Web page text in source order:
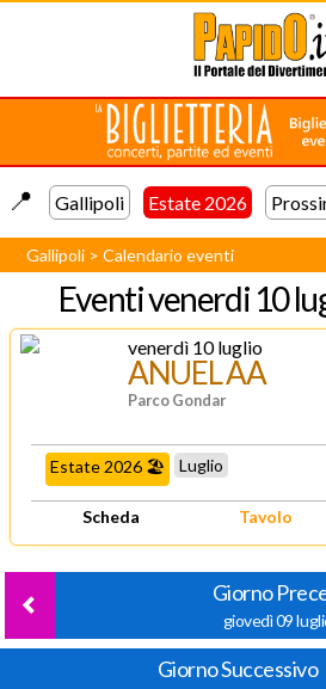
📍️ Gallipoli Estate 2026
Gallipoli >Calendario eventi
Eventivenerdi 10
venerdì 10 luglio
ANUEL AA
Parco Gondar
Estate 2026 🏖️ Luglio
Scheda Tavolo
Giorno
giovedì 09
Giorno Successivo